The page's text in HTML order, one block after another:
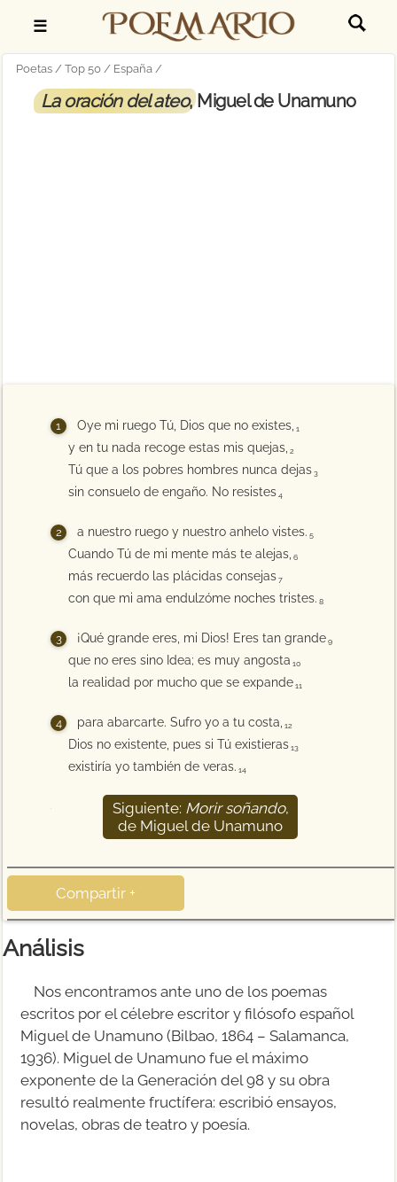
☰
Poetas Top 50 España
La oración del ateo, Miguel de Unamuno
Oye mi ruego Tú, Dios que no existes, 1
y en tu nada recoge estas mis quejas, 2
Tú que a los pobres hombres nunca dejas 3
sin consuelo de engaño. No resistes 4
a nuestro ruego y nuestro anhelo vistes. 5
Cuando Tú de mi mente más te alejas, 6
más recuerdo las plácidas consejas 7
con que mi ama endulzóme noches tristes. 8
¡Qué grande eres, mi Dios! Eres tan grande 9
que no eres sino Idea; es muy angosta 10
la realidad por mucho que se expande 11
para abarcarte. Sufro yo a tu costa, 12
Dios no existente, pues si Tú existieras 13
existiría yo también de veras. 14
Siguiente: Morir soñando,
de Miguel de Unamuno
Compartir +
Análisis
Nos encontramos ante uno de los poemas
escritos por el célebre escritor y filósofo español
Miguel de Unamuno (Bilbao, 1864 – Salamanca,
1936). Miguel de Unamuno fue el máximo
exponente de la Generación del 98 y su obra
resultó realmente fructífera: escribió ensayos,
novelas, obras de teatro y poesía.